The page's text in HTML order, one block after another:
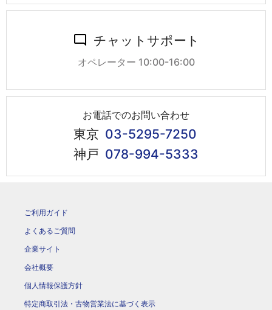
チャットサポート
オペレーター 10:00-16:00
お電話でのお問い合わせ
東京 03-5295-7250
神戸 078-994-5333
ご利用ガイド
よくあるご質問
企業サイト
会社概要
個人情報保護方針
特定商取引法・古物営業法に基づく表示